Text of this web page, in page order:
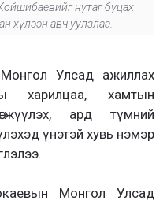
нутаг буцах
хүлээн авч уулзлаа.
Улсад ажиллах
харилцаа, хамтын
ард түмний
үнэтэй хувь нэмэр
Монгол Улсад